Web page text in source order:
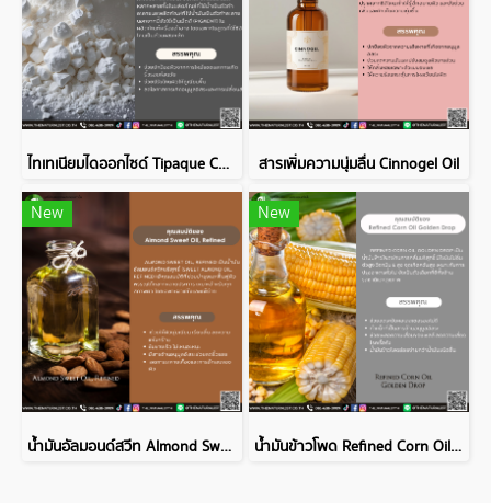
ไทเทเนียมไดออกไซด์ Tipaque CR50 สารเพิ่มความนุ่มลื่น Cinnogel Oil
New
น้ำมันอัลมอนด์สวีท Almond Sweet Oil, Refined
New
น้ำมันข้าวโพด Refined Corn Oil Golden Drop